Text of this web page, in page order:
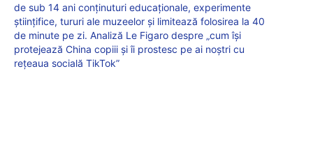
de sub 14 ani conținuturi educaționale, experimente
științifice, tururi ale muzeelor și limitează folosirea la 40
de minute pe zi. Analiză Le Figaro despre „cum își
protejează China copiii și îi prostesc pe ai noștri cu
rețeaua socială TikTok”